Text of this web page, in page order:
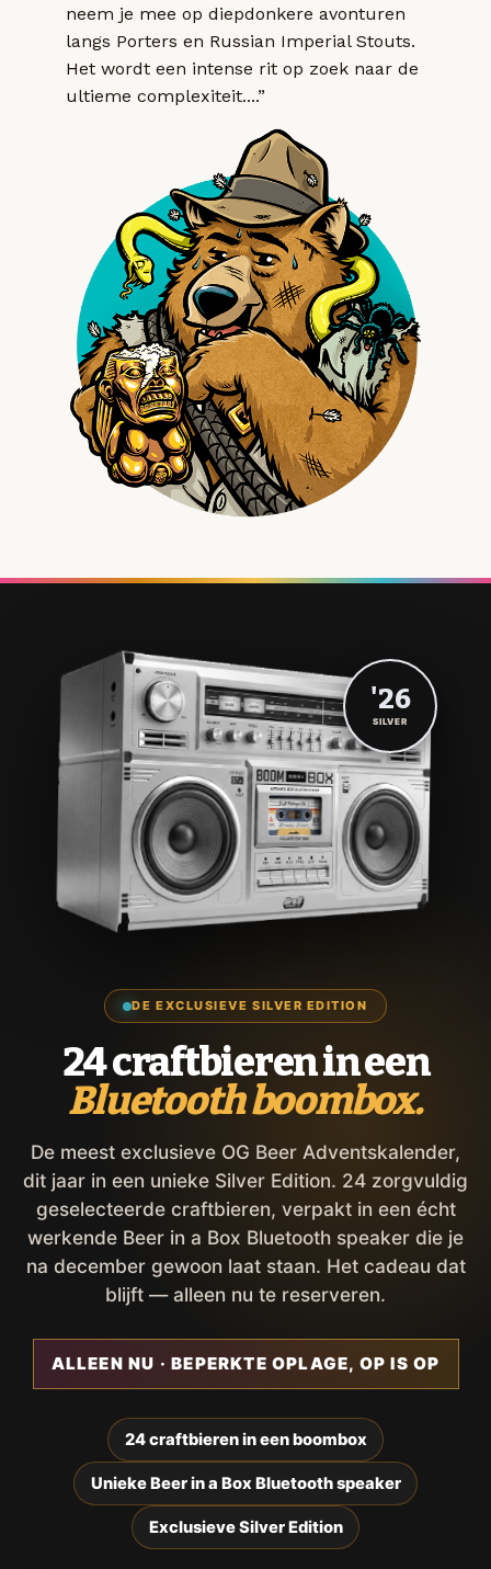
neem je mee op diepdonkere avonturen
langs Porters en Russian Imperial Stouts.
Het wordt een intense rit op zoek naar de
ultieme complexiteit....”
DE EXCLUSIEVE SILVER EDITION
24 craftbieren in een
Bluetooth boombox.
De meest exclusieve OG Beer Adventskalender,
dit jaar in een unieke Silver Edition. 24 zorgvuldig
geselecteerde craftbieren, verpakt in een écht
werkende Beer in a Box Bluetooth speaker die je
na december gewoon laat staan. Het cadeau dat
blijft — alleen nu te reserveren.
ALLEEN NU · BEPERKTE OPLAGE, OP IS OP
24 craftbieren in een boombox
Unieke Beer in a Box Bluetooth speaker
Exclusieve Silver Edition
'26
SILVER